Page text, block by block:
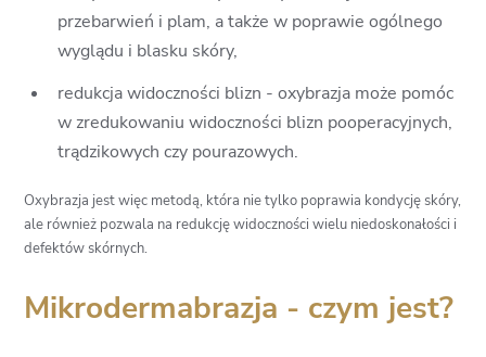
przebarwień i plam, a także w poprawie ogólnego
wyglądu i blasku skóry,
redukcja widoczności blizn - oxybrazja może pomóc
w zredukowaniu widoczności blizn pooperacyjnych,
trądzikowych czy pourazowych.
Oxybrazja jest więc metodą, która nie tylko poprawia kondycję skóry,
ale również pozwala na redukcję widoczności wielu niedoskonałości i
defektów skórnych.
Mikrodermabrazja - czym jest?